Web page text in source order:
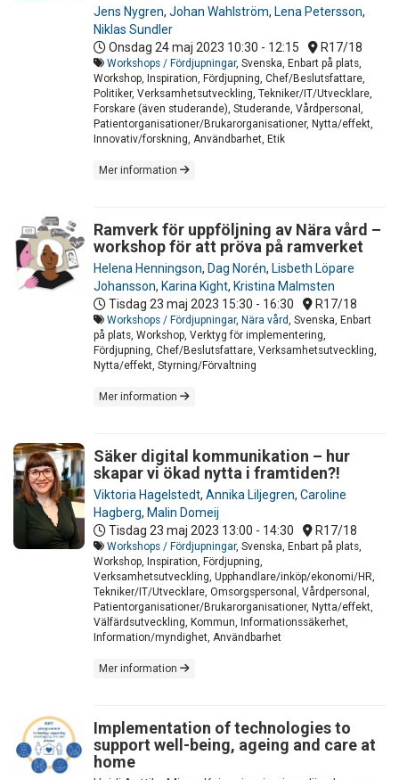
Jens Nygren, Johan Wahlström, Lena Petersson,
Niklas Sundler
Onsdag 24 maj 2023 10:30 - 12:15 R17/18
Workshops / Fördjupningar, Svenska, Enbart på plats,
Workshop, Inspiration, Fördjupning, Chef/Beslutsfattare,
Politiker, Verksamhetsutveckling, Tekniker/IT/Utvecklare,
Forskare (även studerande), Studerande, Vårdpersonal,
Patientorganisationer/Brukarorganisationer, Nytta/effekt,
Innovativ/forskning, Användbarhet, Etik
Mer information
Ramverk för uppföljning av Nära vård –
workshop för att pröva på ramverket
Helena Henningson, Dag Norén, Lisbeth Löpare
Johansson, Karina Kight, Kristina Malmsten
Tisdag 23 maj 2023 15:30 - 16:30 R17/18
Workshops / Fördjupningar, Nära vård , Svenska, Enbart
på plats, Workshop, Verktyg för implementering,
Fördjupning, Chef/Beslutsfattare, Verksamhetsutveckling,
Nytta/effekt, Styrning/Förvaltning
Mer information
Säker digital kommunikation – hur
skapar vi ökad nytta i framtiden?!
Viktoria Hagelstedt, Annika Liljegren, Caroline
Hagberg, Malin Domeij
Tisdag 23 maj 2023 13:00 - 14:30 R17/18
Workshops / Fördjupningar, Svenska, Enbart på plats,
Workshop, Inspiration, Fördjupning,
Verksamhetsutveckling, Upphandlare/inköp/ekonomi/HR,
Tekniker/IT/Utvecklare, Omsorgspersonal, Vårdpersonal,
Patientorganisationer/Brukarorganisationer, Nytta/effekt,
Välfärdsutveckling, Kommun, Informationssäkerhet,
Information/myndighet, Användbarhet
Mer information
Implementation of technologies to
support well-being, ageing and care at
home